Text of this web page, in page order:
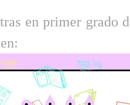
en primer grado